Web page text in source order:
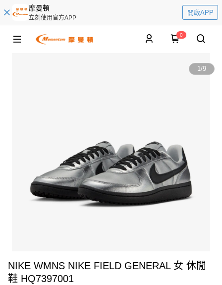
摩曼頓
立刻使用官方APP
開啟APP
0
1/9
NIKE WMNS NIKE FIELD GENERAL 女 休閒
鞋 HQ7397001